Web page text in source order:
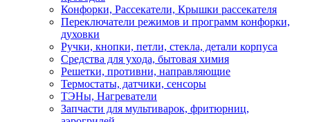
Конфорки, Рассекатели, Крышки рассекателя
Переключатели режимов и программ конфорки,
духовки
Ручки, кнопки, петли, стекла, детали корпуса
Средства для ухода, бытовая химия
Решетки, противни, направляющие
Термостаты, датчики, сенсоры
ТЭНы, Нагреватели
Запчасти для мультиварок, фритюрниц,